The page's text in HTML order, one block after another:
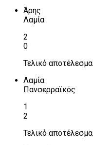
Άρης
Λαμία
2
0
Τελικό αποτέλεσμα
Λαμία
Πανσερραϊκός
1
2
Τελικό αποτέλεσμα